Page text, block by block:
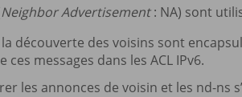
Neighbor Advertisement: NA) sont
découverte des voisins sont
messages dans les ACL IPv6.
les annonces de voisin et les nd-ns